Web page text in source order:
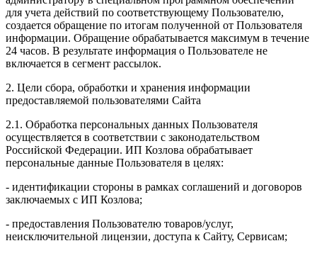
для учета действий по соответствующему Пользователю,
создается обращение по итогам полученной от Пользователя
информации. Обращение обрабатывается максимум в течение
24 часов. В результате информация о Пользователе не
включается в сегмент рассылок.
2. Цели сбора, обработки и хранения информации
предоставляемой пользователями Сайта
2.1. Обработка персональных данных Пользователя
осуществляется в соответствии с законодательством
Российской Федерации. ИП Козловa обрабатывает
персональные данные Пользователя в целях:
- идентификации стороны в рамках соглашений и договоров
заключаемых с ИП Козлова;
- предоставления Пользователю товаров/услуг,
неисключительной лицензии, доступа к Сайту, Сервисам;